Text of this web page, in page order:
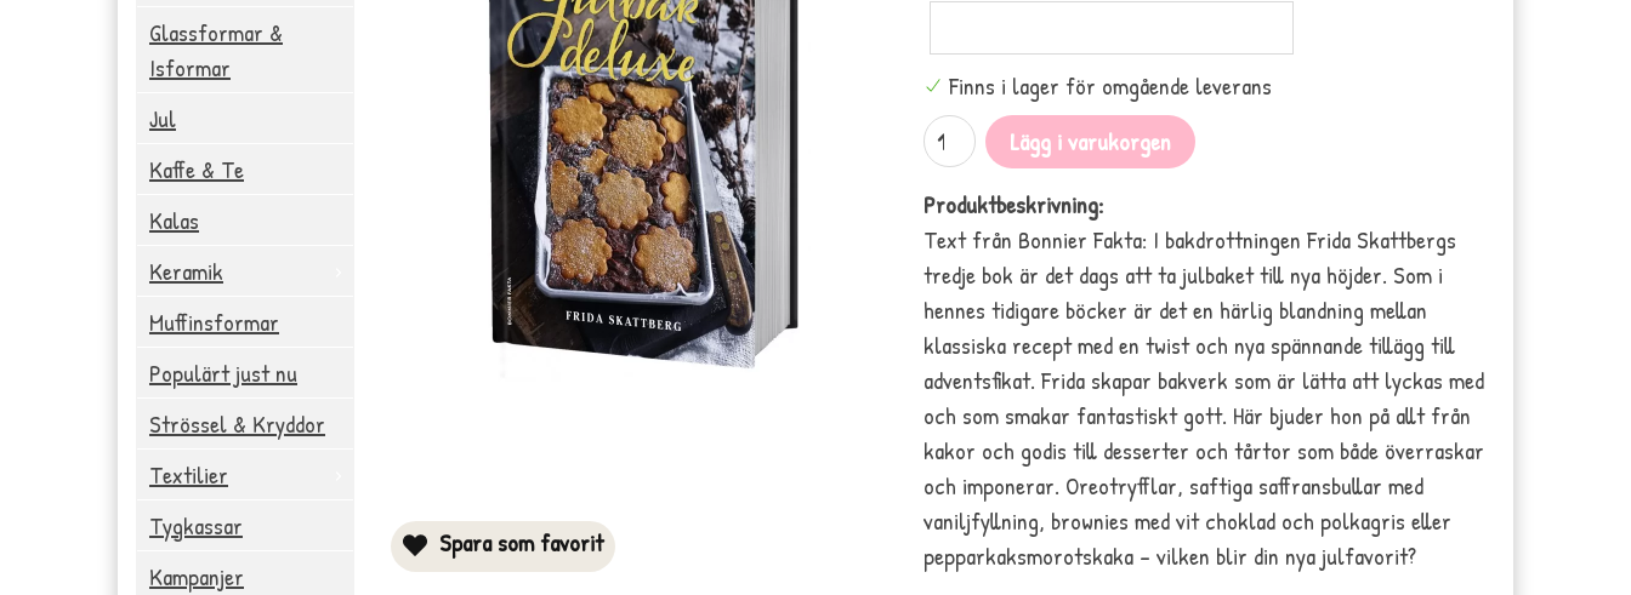
Glassformar &
Isformar
Jul
Kaffe & Te
Kalas
Keramik
Muffinsformar
Populärt just nu
Strössel & Kryddor
Textilier
Tygkassar
Kampanjer
Finns i lager för omgående leverans
Lägg i varukorgen
Produktbeskrivning:
Text från Bonnier Fakta: I bakdrottningen Frida Skattbergs
tredje bok är det dags att ta julbaket till nya höjder. Som i
hennes tidigare böcker är det en härlig blandning mellan
klassiska recept med en twist och nya spännande tillägg till
adventsfikat. Frida skapar bakverk som är lätta att lyckas med
och som smakar fantastiskt gott. Här bjuder hon på allt från
kakor och godis till desserter och tårtor som både överraskar
och imponerar. Oreotryfflar, saftiga saffransbullar med
vaniljfyllning, brownies med vit choklad och polkagris eller
pepparkaksmorotskaka – vilken blir din nya julfavorit?
Spara som favorit